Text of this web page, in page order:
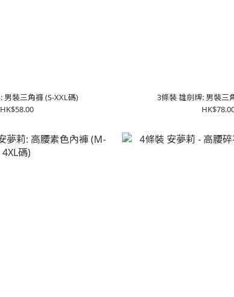
男裝三角褲 (S-XXL碼)
HK$58.00
3條裝 雄劍牌: 男裝三